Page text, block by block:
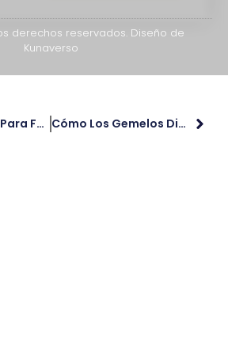
Gemelo Digital Para Ferias Y Eventos Turísticos Virtuales Cómo Los Gemelos Digitales Reducen El Overtourism
derechos reservados. Diseño de
Kunaverso